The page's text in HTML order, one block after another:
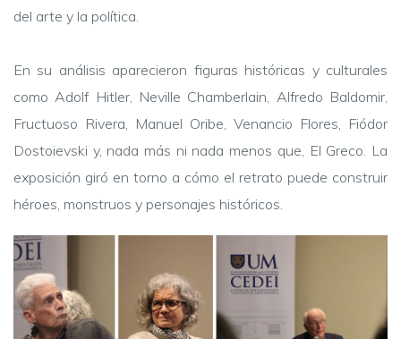
del arte y la política.
En su análisis aparecieron figuras históricas y culturales
como Adolf Hitler, Neville Chamberlain, Alfredo Baldomir,
Fructuoso Rivera, Manuel Oribe, Venancio Flores, Fiódor
Dostoievski y, nada más ni nada menos que, El Greco. La
exposición giró en torno a cómo el retrato puede construir
héroes, monstruos y personajes históricos.